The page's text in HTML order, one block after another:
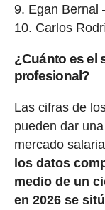
Egan Bernal
Carlos
¿Cuánto es el
profesional?
Las cifras de
pueden dar
mercado
los datos
medio de un
en 2026 se